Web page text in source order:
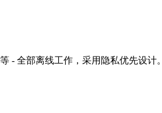
- 全部离线工作，采用隐私优先设计。